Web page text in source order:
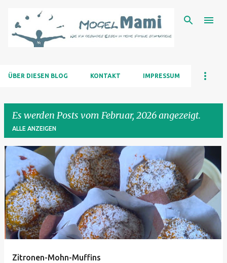
ÜBER DIESEN BLOG KONTAKT IMPRESSUM
Es werden Posts vom Februar, 2026 angezeigt.
ALLE ANZEIGEN
P
o
s
t
s
Zitronen-Mohn-Muffins